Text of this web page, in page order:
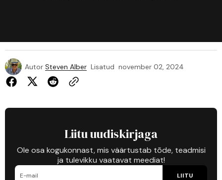
Autor Steven Alber Lisatud november 02, 2024
Liitu uudiskirjaga
Ole osa kogukonnast, mis väärtustab tõde, teadmisi
ja tulevikku vaatavat meediat!
LIITU